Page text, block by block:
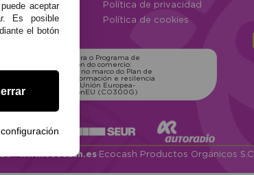
Política de privacidad
Política de cookies
Subvencións para o Programa de
modernización do comercio:
Fondo Tecnolóxico, no marco do Plan de
recuperación, transformación e resilencia
finaciado pola Unión Europea-
NextGenerationEU (CO300G)
www.ecocash.es·Ecocash Productos Orgánicos S.C
aceptar
Es posible
el botón